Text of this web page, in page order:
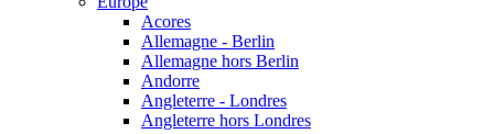
Acores
Allemagne - Berlin
Allemagne hors Berlin
Andorre
Angleterre - Londres
Angleterre hors Londres